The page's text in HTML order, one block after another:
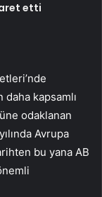
etti
kapsamlı
odaklanan
Avrupa
bu yana AB